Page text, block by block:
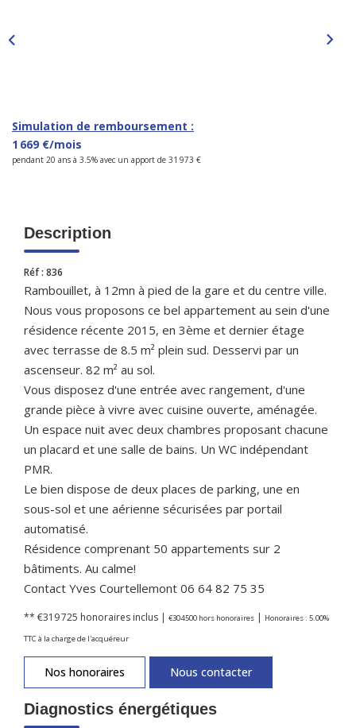
Simulation de remboursement :
1 669 €/mois
pendant 20 ans à 3.5% avec un apport de 31 973 €
Description
Réf : 836
Rambouillet, à 12mn à pied de la gare et du centre ville.
Nous vous proposons ce bel appartement au sein d'une
résidence récente 2015, en 3ème et dernier étage
avec terrasse de 8.5 m² plein sud. Desservi par un
ascenseur. 82 m² au sol.
Vous disposez d'une entrée avec rangement, d'une
grande pièce à vivre avec cuisine ouverte, aménagée.
Un espace nuit avec deux chambres proposant chacune
un placard et une salle de bains. Un WC indépendant
PMR.
Le bien dispose de deux places de parking, une en
sous-sol et une aérienne sécurisées par portail
automatisé.
Résidence comprenant 50 appartements sur 2
bâtiments. Au calme!
Contact Yves Courtellemont 06 64 82 75 35
** €319 725 honoraires inclus | €304 500 hors honoraires | Honoraires : 5.00%
TTC à la charge de l'acquéreur
Nos honoraires Nous contacter
Diagnostics énergétiques